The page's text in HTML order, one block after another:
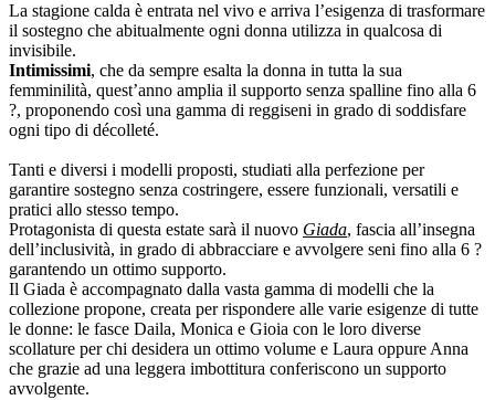
La stagione calda è entrata nel vivo e arriva l’esigenza di trasformare
il sostegno che abitualmente ogni donna utilizza in qualcosa di
invisibile.
Intimissimi, che da sempre esalta la donna in tutta la sua
femminilità, quest’anno amplia il supporto senza spalline fino alla 6
?, proponendo così una gamma di reggiseni in grado di soddisfare
ogni tipo di décolleté.
Tanti e diversi i modelli proposti, studiati alla perfezione per
garantire sostegno senza costringere, essere funzionali, versatili e
pratici allo stesso tempo.
Protagonista di questa estate sarà il nuovo Giada, fascia all’insegna
dell’inclusività, in grado di abbracciare e avvolgere seni fino alla 6 ?
garantendo un ottimo supporto.
Il Giada è accompagnato dalla vasta gamma di modelli che la
collezione propone, creata per rispondere alle varie esigenze di tutte
le donne: le fasce Daila, Monica e Gioia con le loro diverse
scollature per chi desidera un ottimo volume e Laura oppure Anna
che grazie ad una leggera imbottitura conferiscono un supporto
avvolgente.